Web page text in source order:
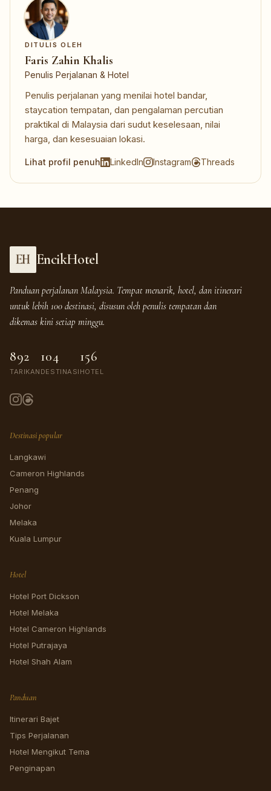
DITULIS OLEH
Faris Zahin Khalis
Penulis Perjalanan & Hotel
Penulis perjalanan yang menilai hotel bandar,
staycation tempatan, dan pengalaman percutian
praktikal di Malaysia dari sudut keselesaan, nilai
harga, dan kesesuaian lokasi.
Lihat profil penuh LinkedIn Instagram Threads
EncikHotel
Panduan perjalanan Malaysia. Tempat menarik, hotel, dan itinerari
untuk lebih 100 destinasi, disusun oleh penulis tempatan dan
dikemas kini setiap minggu.
892
TARIKAN
104
DESTINASI
156
HOTEL
Destinasi popular
Langkawi
Cameron Highlands
Penang
Johor
Melaka
Kuala Lumpur
Hotel
Hotel Port Dickson
Hotel Melaka
Hotel Cameron Highlands
Hotel Putrajaya
Hotel Shah Alam
Panduan
Itinerari Bajet
Tips Perjalanan
Hotel Mengikut Tema
Penginapan